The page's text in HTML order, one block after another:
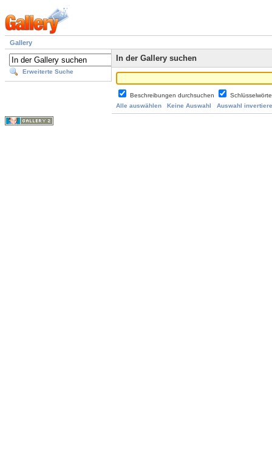
Gallery
Erweiterte Suche
In der Gallery suchen
Beschreibungen durchsuchen
Alle auswählen
Keine Auswahl Auswahl